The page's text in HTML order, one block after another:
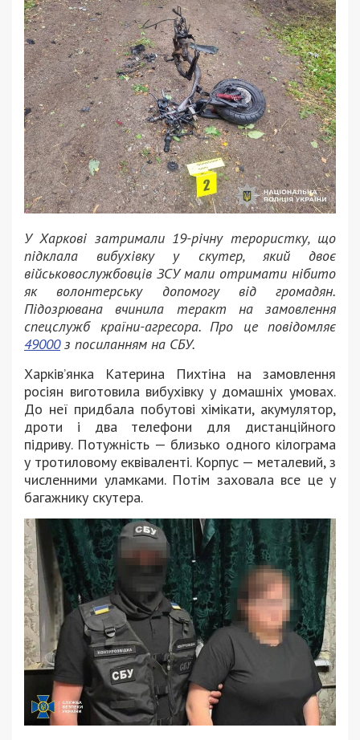
У Харкові затримали 19-річну терористку, що
підклала вибухівку у скутер, який двоє
військовослужбовців ЗСУ мали отримати нібито
як волонтерську допомогу від громадян.
Підозрювана вчинила теракт на замовлення
спецслужб країни-агресора. Про це повідомляє
49000з посиланням на СБУ.
Харківʼянка Катерина Пихтіна на замовлення
росіян виготовила вибухівку у домашніх умовах.
До неї придбала побутові хімікати, акумулятор,
дроти і два телефони для дистанційного
підриву. Потужність — близько одного кілограма
у тротиловому еквіваленті. Корпус — металевий, з
численними уламками. Потім заховала все це у
багажнику скутера.